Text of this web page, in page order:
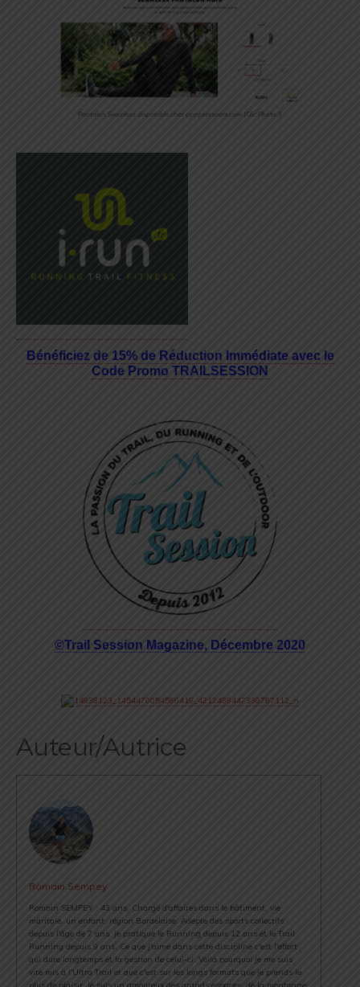
Pantalon Seamless disponible chez compressport.com (Clic Photo !)
Bénéficiez de 15% de Réduction Immédiate avec le
Code Promo TRAILSESSION
©Trail Session Magazine, Décembre 2020
Auteur/Autrice
Romain Sempey
Romain SEMPEY : 43 ans, Chargé d'affaires dans le bâtiment, vie
maritale, un enfant, région Bordelaise. Adepte des sports collectifs
depuis l'âge de 7 ans, je pratique le Running depuis 12 ans et le Trail
Running depuis 9 ans. Ce que j'aime dans cette discipline c'est l'effort
qui dure longtemps et la gestion de celui-ci. Voilà pourquoi je me suis
vite mis à l'Ultra Trail et que c'est sur les longs formats que je prends le